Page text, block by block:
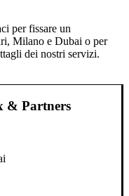
per fissare un
Milano e Dubai o per
dei nostri servizi.
& Partners